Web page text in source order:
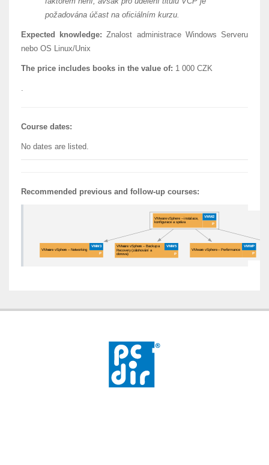
požadována účast na oficiálním kurzu.
Expected knowledge: Znalost administrace Windows Serveru
nebo OS Linux/Unix
The price includes books in the value of: 1 000 CZK
.
Course dates:
No dates are listed.
Recommended previous and follow-up courses: